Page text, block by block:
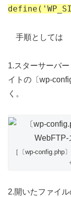
手順としては
1.スターサーバ
イトの〔wp-
く。
［〔wp-config.php
2.開いたファイ